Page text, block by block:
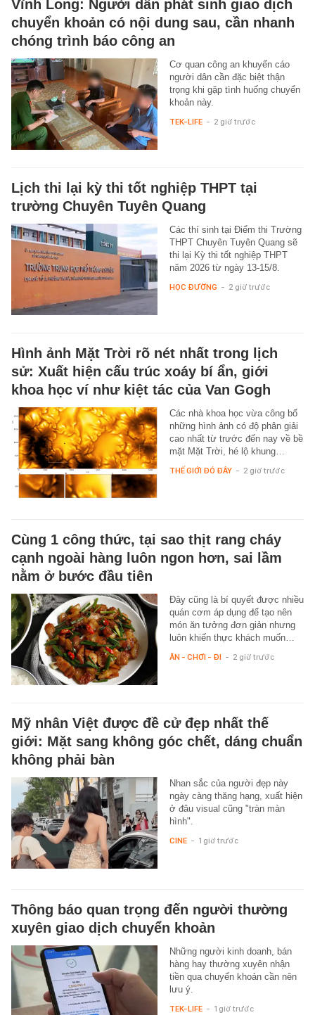
Vĩnh Long: Người dân phát sinh giao dịch
chuyển khoản có nội dung sau, cần nhanh
chóng trình báo công an
Cơ quan công an khuyến cáo
người dân cần đặc biệt thận
trọng khi gặp tình huống chuyển
khoản này.
TEK-LIFE - 2 giờ trước
Lịch thi lại kỳ thi tốt nghiệp THPT tại
trường Chuyên Tuyên Quang
Các thí sinh tại Điểm thi Trường
THPT Chuyên Tuyên Quang sẽ
thi lại Kỳ thi tốt nghiệp THPT
năm 2026 từ ngày 13-15/8.
HỌC ĐƯỜNG - 2 giờ trước
Hình ảnh Mặt Trời rõ nét nhất trong lịch
sử: Xuất hiện cấu trúc xoáy bí ẩn, giới
khoa học ví như kiệt tác của Van Gogh
Các nhà khoa học vừa công bố
những hình ảnh có độ phân giải
cao nhất từ trước đến nay về bề
mặt Mặt Trời, hé lộ khung…
THẾ GIỚI ĐÓ ĐÂY - 2 giờ trước
Cùng 1 công thức, tại sao thịt rang cháy
cạnh ngoài hàng luôn ngon hơn, sai lầm
nằm ở bước đầu tiên
Đây cũng là bí quyết được nhiều
quán cơm áp dụng để tạo nên
món ăn tưởng đơn giản nhưng
luôn khiến thực khách muốn…
ĂN - CHƠI - ĐI - 2 giờ trước
Mỹ nhân Việt được đề cử đẹp nhất thế
giới: Mặt sang không góc chết, dáng chuẩn
không phải bàn
Nhan sắc của người đẹp này
ngày càng thăng hạng, xuất hiện
ở đâu visual cũng "tràn màn
hình".
CINE - 1 giờ trước
Thông báo quan trọng đến người thường
xuyên giao dịch chuyển khoản
Những người kinh doanh, bán
hàng hay thường xuyên nhận
tiền qua chuyển khoản cần nên
lưu ý.
TEK-LIFE - 1 giờ trước